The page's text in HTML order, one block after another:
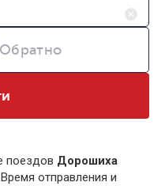
Обратно
поездов Дорошиха
отправления и